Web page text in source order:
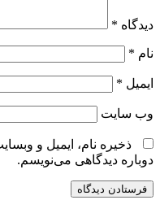
دیدگاه *
نام *
ایمیل *
وب‌ سایت
ذخیره نام، ایمیل و
دوباره دیدگاهی می‌نویسم.